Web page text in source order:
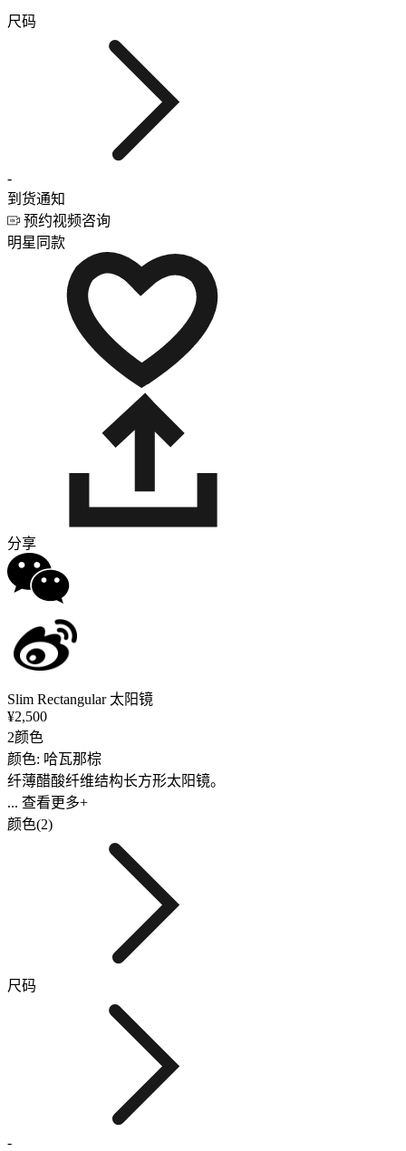
尺码
-
到货通知
预约视频咨询
明星同款
分享
Slim Rectangular 太阳镜
¥2,500
2颜色
颜色: 哈瓦那棕
纤薄醋酸纤维结构长方形太阳镜。
... 查看更多+
颜色(2)
尺码
-